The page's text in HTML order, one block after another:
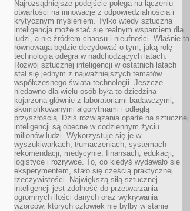
Najrozsądniejsze podejście polega na łączeniu
otwartości na innowacje z odpowiedzialnością i
krytycznym myśleniem. Tylko wtedy sztuczna
inteligencja może stać się realnym wsparciem dla
ludzi, a nie źródłem chaosu i nieufności. Właśnie ta
równowaga będzie decydować o tym, jaką rolę
technologia odegra w nadchodzących latach.
Rozwój sztucznej inteligencji w ostatnich latach
stał się jednym z najważniejszych tematów
współczesnego świata technologii. Jeszcze
niedawno dla wielu osób była to dziedzina
kojarzona głównie z laboratoriami badawczymi,
skomplikowanymi algorytmami i odległą
przyszłością. Dziś rozwiązania oparte na sztucznej
inteligencji są obecne w codziennym życiu
milionów ludzi. Wykorzystuje się je w
wyszukiwarkach, tłumaczeniach, systemach
rekomendacji, medycynie, finansach, edukacji,
logistyce i rozrywce. To, co kiedyś wydawało się
eksperymentem, stało się częścią praktycznej
rzeczywistości. Największą siłą sztucznej
inteligencji jest zdolność do przetwarzania
ogromnych ilości danych oraz wykrywania
wzorców, których człowiek nie byłby w stanie